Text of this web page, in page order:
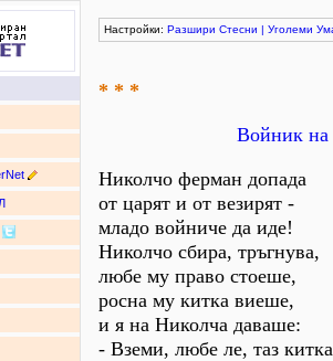
Настройки: Разшири Стесни | Уголеми
* * *
Войник на
Николчо ферман допада
от царят и от везирят -
младо войниче да иде!
Николчо сбира, тръгнува,
любе му право стоеше,
росна му китка виеше,
и я на Николча даваше:
- Вземи, любе ле, таз